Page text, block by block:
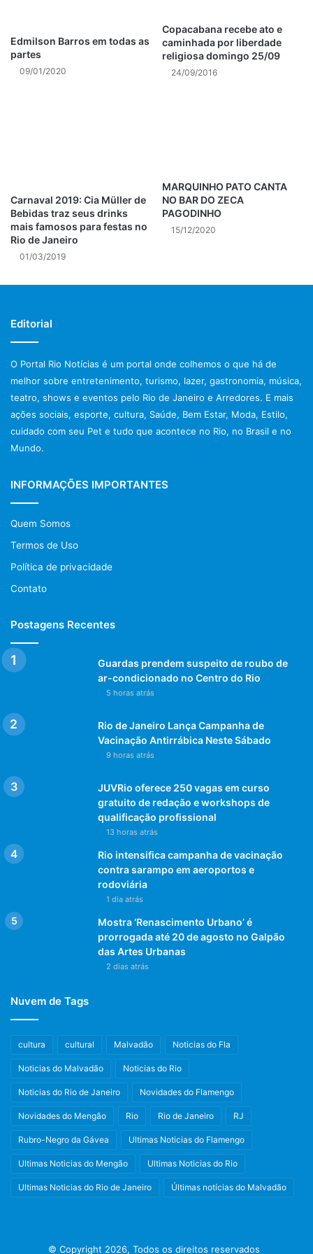
Edmilson Barros em todas as
partes
09/01/2020
Copacabana recebe ato e
caminhada por liberdade
religiosa domingo 25/09
24/09/2016
Carnaval 2019: Cia Müller de
Bebidas traz seus drinks
mais famosos para festas no
Rio de Janeiro
01/03/2019
MARQUINHO PATO CANTA
NO BAR DO ZECA
PAGODINHO
15/12/2020
Editorial
O Portal Rio Notícias é um portal onde colhemos o que há de
melhor sobre entretenimento, turismo, lazer, gastronomia, música,
teatro, shows e eventos pelo Rio de Janeiro e Arredores. E mais
ações sociais, esporte, cultura, Saúde, Bem Estar, Moda, Estilo,
cuidado com seu Pet e tudo que acontece no Rio, no Brasil e no
Mundo.
INFORMAÇÕES IMPORTANTES
Quem Somos
Termos de Uso
Política de privacidade
Contato
Postagens Recentes
Guardas prendem suspeito de roubo de
ar-condicionado no Centro do Rio
5 horas atrás
Rio de Janeiro Lança Campanha de
Vacinação Antirrábica Neste Sábado
9 horas atrás
JUVRio oferece 250 vagas em curso
gratuito de redação e workshops de
qualificação profissional
13 horas atrás
Rio intensifica campanha de vacinação
contra sarampo em aeroportos e
rodoviária
1 dia atrás
Mostra ‘Renascimento Urbano’ é
prorrogada até 20 de agosto no Galpão
das Artes Urbanas
2 dias atrás
Nuvem de Tags
cultura cultural Malvadão Noticias do Fla
Noticias do Malvadão Noticias do Rio
Noticias do Rio de Janeiro Novidades do Flamengo
Novidades do Mengão Rio Rio de Janeiro RJ
Rubro-Negro da Gávea Ultimas Noticias do Flamengo
Ultimas Noticias do Mengão Ultimas Noticias do Rio
Ultimas Noticias do Rio de Janeiro Últimas notícias do Malvadão
© Copyright 2026, Todos os direitos reservados